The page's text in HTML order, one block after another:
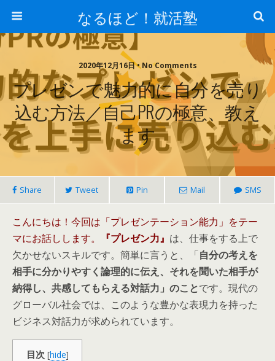
なるほど！就活塾
2020年12月16日 • No Comments
プレゼンで魅力的に自分を売り
込む方法／自己PRの極意、教え
ます
Share Tweet Pin Mail SMS
こんにちは！今回は「プレゼンテーション能力」をテー
マにお話しします。
『プレゼン力』 は、仕事をする上で
欠かせないスキルです。簡単に言うと、
「 自分の考えを
相手に分かりやすく論理的に伝え、それを聞いた相手が
納得し、共感してもらえる対話力」 のことです。現代の
グローバル社会では、このような豊かな表現力を持った
ビジネス対話力が求められています。
目次 [hide]